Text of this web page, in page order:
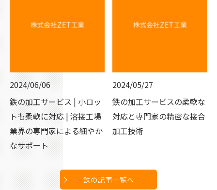
2024/06/06
鉄の加工サービス | 小ロッ
トも柔軟に対応 | 溶接工場
業界の専門家による細やか
なサポート
2024/05/27
鉄の加工サービスの柔軟な
対応と専門家の精密な接合
加工技術
鉄の記事一覧へ